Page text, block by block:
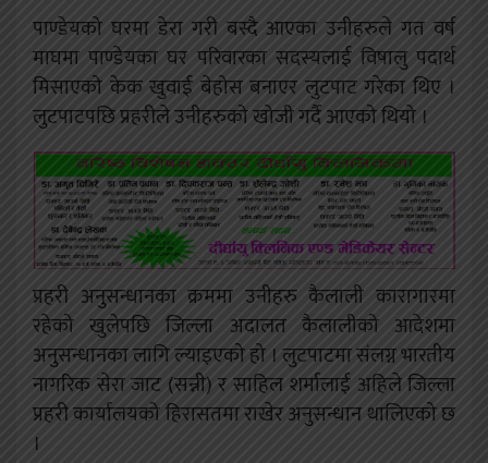
पाण्डेयको घरमा डेरा गरी बस्दै आएका उनीहरुले गत वर्ष
माघमा पाण्डेयका घर परिवारका सदस्यलाई विषालु पदार्थ
मिसाएको केक खुवाई बेहोस बनाएर लुटपाट गरेका थिए ।
लुटपाटपछि प्रहरीले उनीहरुको खोजी गर्दै आएको थियो ।
प्रहरी अनुसन्धानका क्रममा उनीहरु कैलाली कारागारमा
रहेको खुलेपछि जिल्ला अदालत कैलालीको आदेशमा
अनुसन्धानका लागि ल्याइएको हो । लुटपाटमा संलग्न भारतीय
नागरिक सेरा जाट (सन्नी) र साहिल शर्मालाई अहिले जिल्ला
प्रहरी कार्यालयको हिरासतमा राखेर अनुसन्धान थालिएको छ
।